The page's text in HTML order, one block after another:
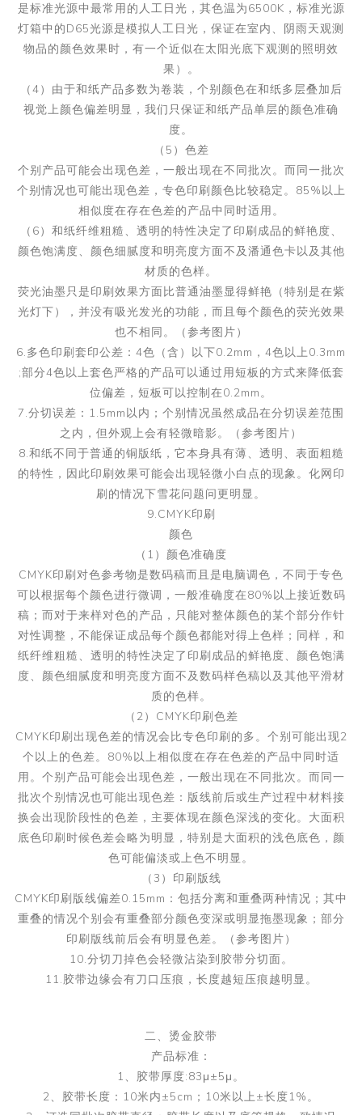
是标准光源中最常用的人工日光，其色温为6500K，标准光源
灯箱中的D65光源是模拟人工日光，保证在室内、阴雨天观测
物品的颜色效果时，有一个近似在太阳光底下观测的照明效
果）。
（4）由于和纸产品多数为卷装，个别颜色在和纸多层叠加后
视觉上颜色偏差明显，我们只保证和纸产品单层的颜色准确
度。
（5）色差
个别产品可能会出现色差，一般出现在不同批次。而同一批次
个别情况也可能出现色差，专色印刷颜色比较稳定。85%以上
相似度在存在色差的产品中同时适用。
（6）和纸纤维粗糙、透明的特性决定了印刷成品的鲜艳度、
颜色饱满度、颜色细腻度和明亮度方面不及潘通色卡以及其他
材质的色样。
荧光油墨只是印刷效果方面比普通油墨显得鲜艳（特别是在紫
光灯下），并没有吸光发光的功能，而且每个颜色的荧光效果
也不相同。（参考图片）
6.多色印刷套印公差：4色（含）以下0.2mm，4色以上0.3mm
;部分4色以上套色严格的产品可以通过用短板的方式来降低套
位偏差，短板可以控制在0.2mm。
7.分切误差：1.5mm以内；个别情况虽然成品在分切误差范围
之内，但外观上会有轻微暗影。（参考图片）
8.和纸不同于普通的铜版纸，它本身具有薄、透明、表面粗糙
的特性，因此印刷效果可能会出现轻微小白点的现象。化网印
刷的情况下雪花问题问更明显。
9.CMYK印刷
颜色
（1）颜色准确度
CMYK印刷对色参考物是数码稿而且是电脑调色，不同于专色
可以根据每个颜色进行微调，一般准确度在80%以上接近数码
稿；而对于来样对色的产品，只能对整体颜色的某个部分作针
对性调整，不能保证成品每个颜色都能对得上色样；同样，和
纸纤维粗糙、透明的特性决定了印刷成品的鲜艳度、颜色饱满
度、颜色细腻度和明亮度方面不及数码样色稿以及其他平滑材
质的色样。
（2）CMYK印刷色差
CMYK印刷出现色差的情况会比专色印刷的多。个别可能出现2
个以上的色差。80%以上相似度在存在色差的产品中同时适
用。个别产品可能会出现色差，一般出现在不同批次。而同一
批次个别情况也可能出现色差：版线前后或生产过程中材料接
换会出现阶段性的色差，主要体现在颜色深浅的变化。大面积
底色印刷时候色差会略为明显，特别是大面积的浅色底色，颜
色可能偏淡或上色不明显。
（3）印刷版线
CMYK印刷版线偏差0.15mm：包括分离和重叠两种情况；其中
重叠的情况个别会有重叠部分颜色变深或明显拖墨现象；部分
印刷版线前后会有明显色差。（参考图片）
10.分切刀掉色会轻微沾染到胶带分切面。
11.胶带边缘会有刀口压痕，长度越短压痕越明显。
二、烫金胶带
产品标准：
1、胶带厚度:83μ±5μ。
2、胶带长度：10米内±5cm；10米以上±长度1%。